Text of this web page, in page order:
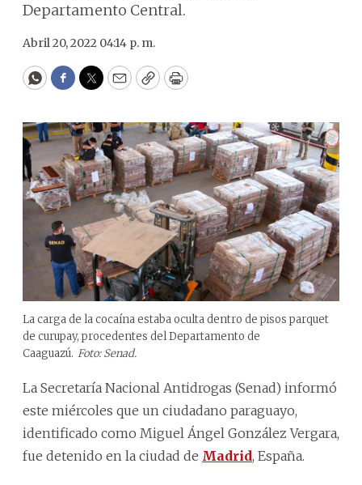
Departamento Central.
Abril 20, 2022 04:14 p. m.
WhatsApp
Facebook
Twitter
EmailCopyPrint
La carga de la cocaína estaba oculta dentro de pisos parquet
de curupay, procedentes del Departamento de
Caaguazú. Foto: Senad.
La Secretaría Nacional Antidrogas (Senad) informó
este miércoles que un ciudadano paraguayo,
identificado como Miguel Ángel González Vergara,
fue detenido en la ciudad de Madrid, España.